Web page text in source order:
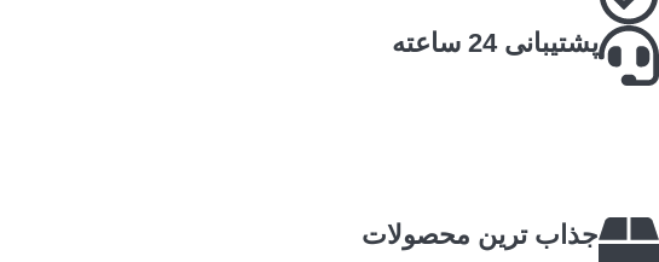
پشتیبانی 24 ساعته
جذاب ترین محصولات